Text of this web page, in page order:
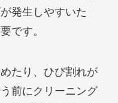
発生しやすいた
です。
たり、ひび割れが
前にクリーニング